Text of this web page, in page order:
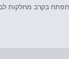
בקרב מחלקות